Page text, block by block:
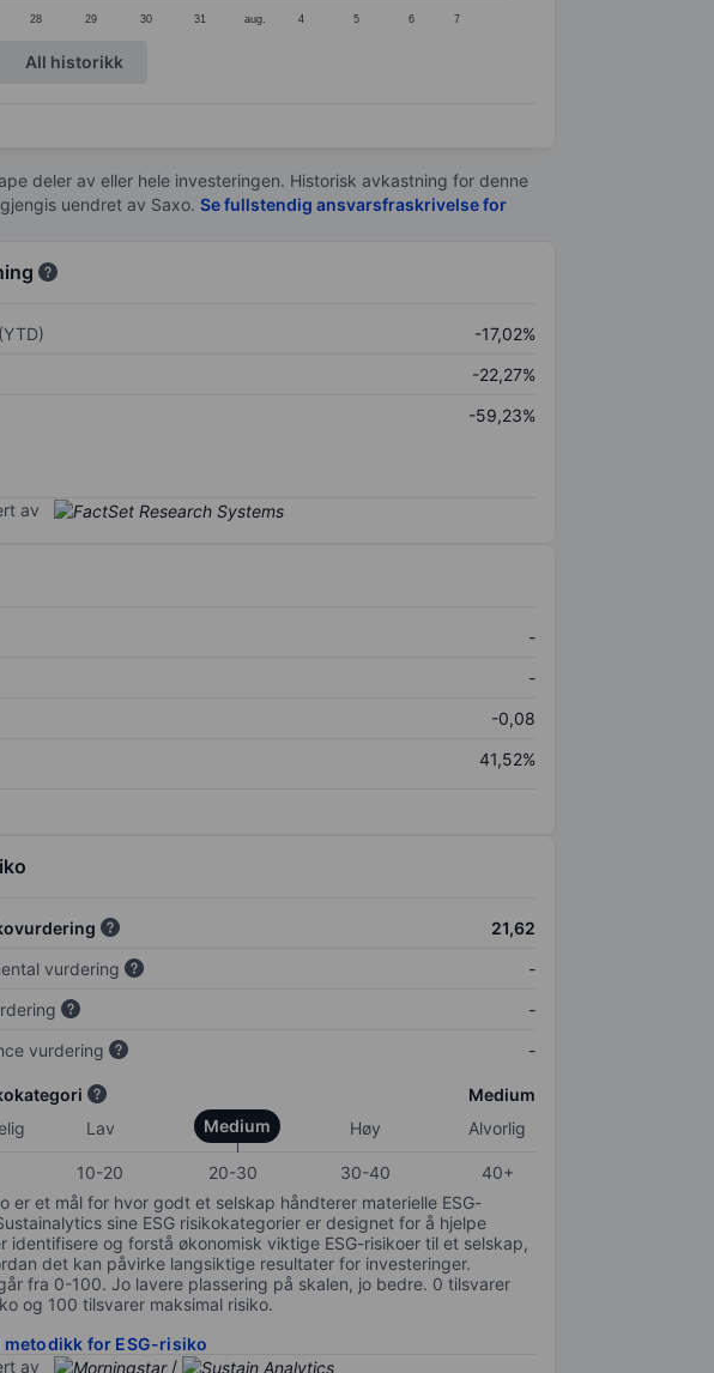
28 29 30 31 aug. 4 5 6 7
All historikk
deler av eller hele investeringen. Historisk avkastning for denne
uendret av Saxo. Se fullstendig ansvarsfraskrivelse for
-17,02%
-22,27%
-59,23%
av
-
-
-0,08
41,52%
21,62
vurdering
-
-
vurdering
-
Medium
Lav Medium Høy Alvorlig
10-20 20-30 30-40
40+
er et mål for hvor godt et selskap håndterer materielle ESG-
sine ESG risikokategorier er designet for å hjelpe
identifisere og forstå økonomisk viktige ESG-risikoer til et selskap,
det kan påvirke langsiktige resultater for investeringer.
fra 0-100. Jo lavere plassering på skalen, jo bedre. 0 tilsvarer
og 100 tilsvarer maksimal risiko.
metodikk for ESG-risiko
av
/